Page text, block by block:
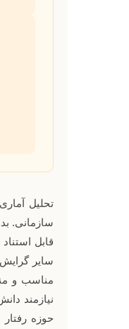
تحلیل
سازمانی.
قابل
سایر
مناسب و
نیازمند
حوزه